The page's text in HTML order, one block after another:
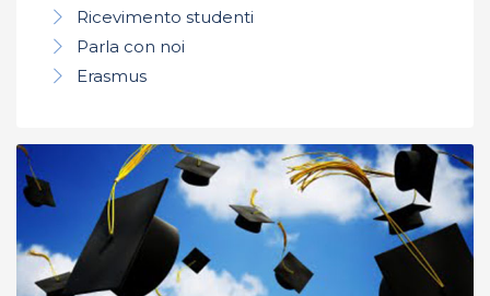
Ricevimento studenti
Parla con noi
Erasmus